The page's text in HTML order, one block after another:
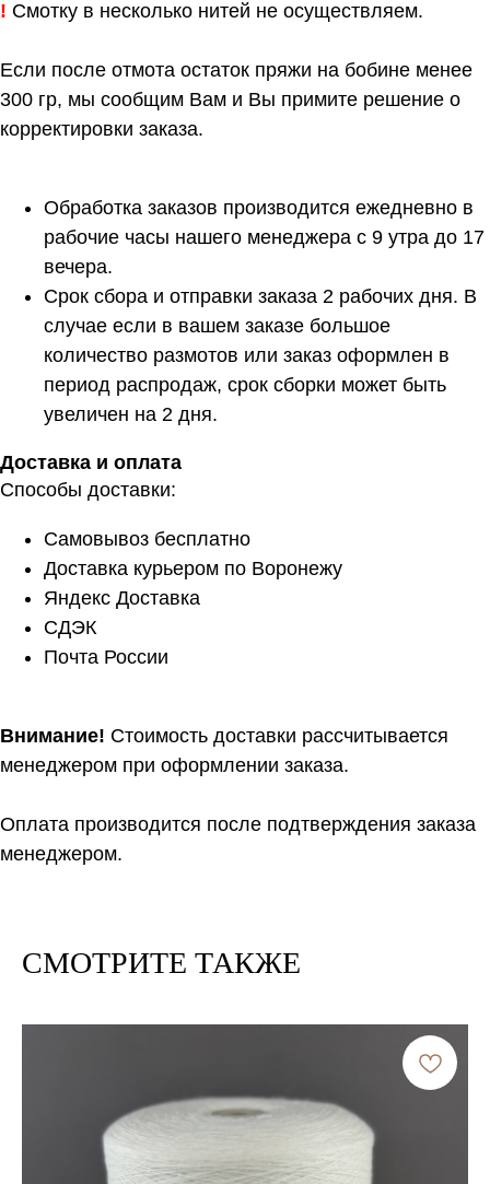
! Смотку в несколько нитей не осуществляем.
Если после отмота остаток пряжи на бобине менее
300 гр, мы сообщим Вам и Вы примите решение о
корректировки заказа.
Обработка заказов производится ежедневно в
рабочие часы нашего менеджера с 9 утра до 17
вечера.
Срок сбора и отправки заказа 2 рабочих дня. В
случае если в вашем заказе большое
количество размотов или заказ оформлен в
период распродаж, срок сборки может быть
увеличен на 2 дня.
Доставка и оплата
Способы доставки:
Самовывоз бесплатно
Доставка курьером по Воронежу
Яндекс Доставка
СДЭК
Почта России
Внимание! Стоимость доставки рассчитывается
менеджером при оформлении заказа.
Оплата производится после подтверждения заказа
менеджером.
СМОТРИТЕ ТАКЖЕ